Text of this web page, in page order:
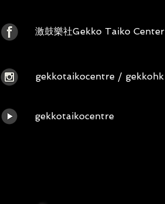
激鼓樂社Gekko Taiko Center
gekkotaikocentre / gekkohk
gekkotaikocentre